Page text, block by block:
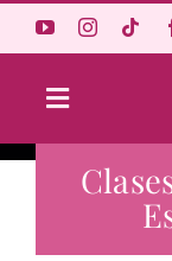
Toggle
Navigation